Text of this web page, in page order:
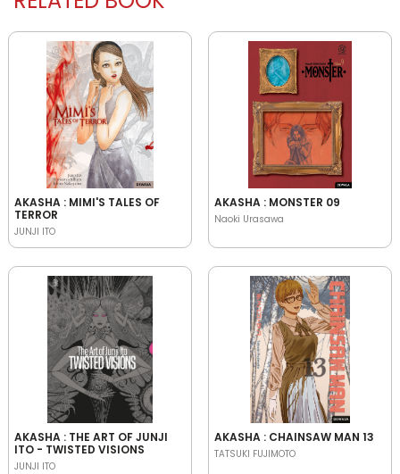
AKASHA : MIMI'S TALES OF
TERROR
JUNJI ITO
AKASHA : MONSTER 09
Naoki Urasawa
AKASHA : THE ART OF JUNJI
ITO - TWISTED VISIONS
JUNJI ITO
AKASHA : CHAINSAW MAN 13
TATSUKI FUJIMOTO